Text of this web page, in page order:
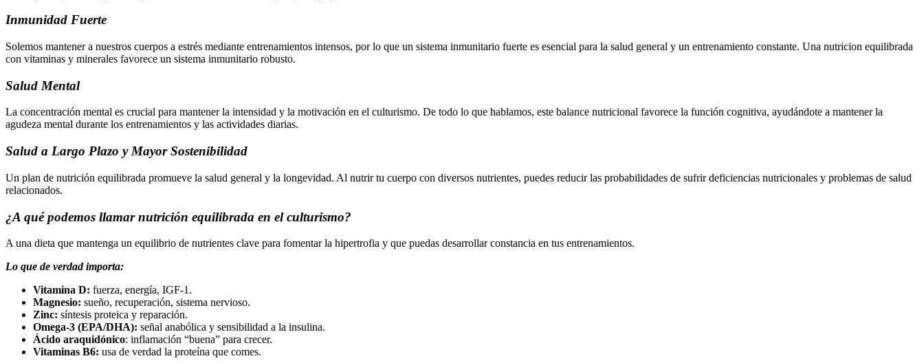
Inmunidad Fuerte
Solemos mantener a nuestros cuerpos a estrés mediante entrenamientos intensos, por lo que un sistema inmunitario fuerte es esencial para la salud general y un entrenamiento constante. Una nutricion equilibrada
con vitaminas y minerales favorece un sistema inmunitario robusto.
Salud Mental
La concentración mental es crucial para mantener la intensidad y la motivación en el culturismo. De todo lo que hablamos, este balance nutricional favorece la función cognitiva, ayudándote a mantener la
agudeza mental durante los entrenamientos y las actividades diarias.
Salud a Largo Plazo y Mayor Sostenibilidad
Un plan de nutrición equilibrada promueve la salud general y la longevidad. Al nutrir tu cuerpo con diversos nutrientes, puedes reducir las probabilidades de sufrir deficiencias nutricionales y problemas de salud
relacionados.
¿A qué podemos llamar nutrición equilibrada en el culturismo?
A una dieta que mantenga un equilibrio de nutrientes clave para fomentar la hipertrofia y que puedas desarrollar constancia en tus entrenamientos.
Lo que de verdad importa:
Vitamina D: fuerza, energía, IGF-1.
Magnesio: sueño, recuperación, sistema nervioso.
Zinc: síntesis proteica y reparación.
Omega-3 (EPA/DHA): señal anabólica y sensibilidad a la insulina.
Ácido araquidónico: inflamación “buena” para crecer.
Vitaminas B6: usa de verdad la proteína que comes.